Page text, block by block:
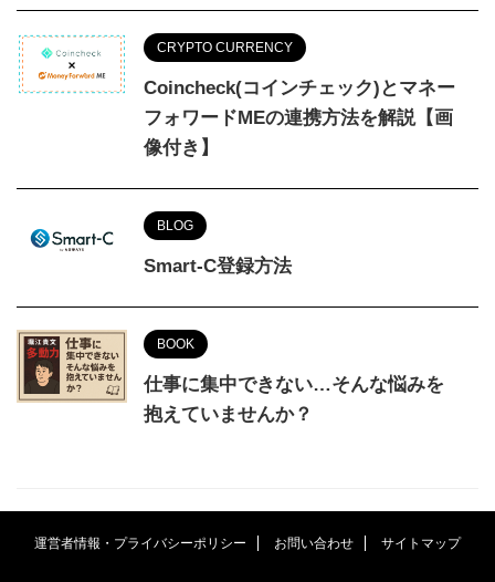
CRYPTO CURRENCY
Coincheck(コインチェック)とマネー
フォワードMEの連携方法を解説【画
像付き】
BLOG
Smart-C登録方法
BOOK
仕事に集中できない…そんな悩みを
抱えていませんか？
運営者情報・プライバシーポリシー お問い合わせ サイトマップ